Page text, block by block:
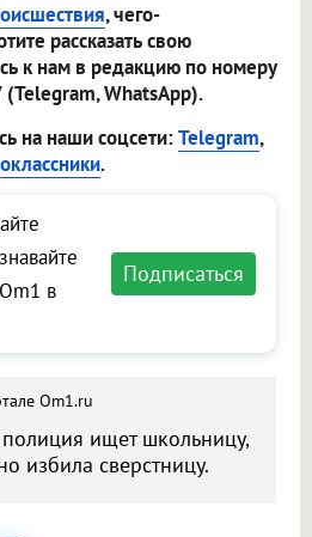
, чего-
рассказать свою
к нам в редакцию по номеру
WhatsApp).
на наши соцсети:Telegram,
.
в
Подписаться
Om1.ru
ищет школьницу,
избила сверстницу.